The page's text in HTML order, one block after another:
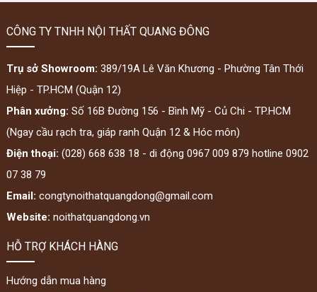
CÔNG TY TNHH NỘI THẤT QUANG ĐÔNG
Trụ sở Showroom: 389/19A Lê Văn Khương - Phường Tân Thới
Hiệp - TP.HCM (Quận 12)
Phân xưởng: Số 16B Đường 156 - Bình Mỹ - Củ Chi - TP.HCM
(Ngay cầu rạch tra, giáp ranh Quận 12 & Hóc môn)
Điện thoại: (028) 668 638 18 - di động 0967 009 879 hotline 0902
07 38 79
Email: congtynoithatquangdong@gmail.com
Website: noithatquangdong.vn
HỖ TRỢ KHÁCH HÀNG
Hướng dẫn mua hàng